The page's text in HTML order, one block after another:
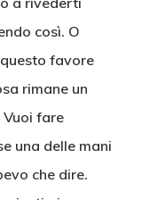
così. O
favore
rimane un
Vuoi fare
una delle mani
che dire.